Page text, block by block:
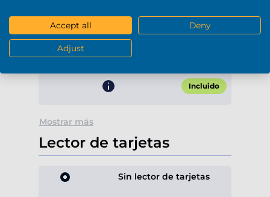
WiFi 6E + Bluetooth 5.3
(Onboard)
Incluido
Mostrar más
Lector de tarjetas
Sin lector de tarjetas
Accept all Deny
Adjust